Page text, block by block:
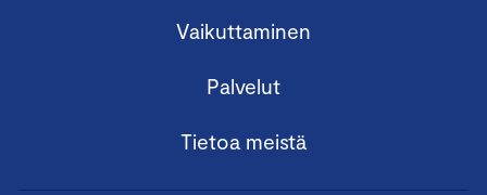
Vaikuttaminen
Palvelut
Tietoa meistä